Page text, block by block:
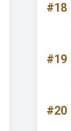
#18
#19
#20